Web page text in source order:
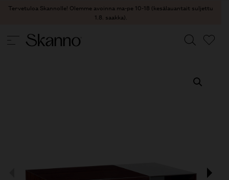
Tervetuloa Skannolle! Olemme avoinna ma-pe 10-18 (kesälauantait suljettu
1.8. saakka).